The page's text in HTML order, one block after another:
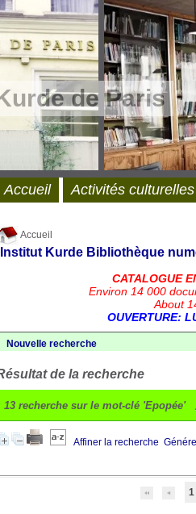
de Paris
Accueil
Institut Kurde Bibliothèque
CATALOGUE
Environ 14 000
About
OUVERTURE:
Nouvelle recherche
de la recherche
13 recherche sur le mot-clé 'Epopée'
Affiner la recherche
1
Accueil Activités culturelles